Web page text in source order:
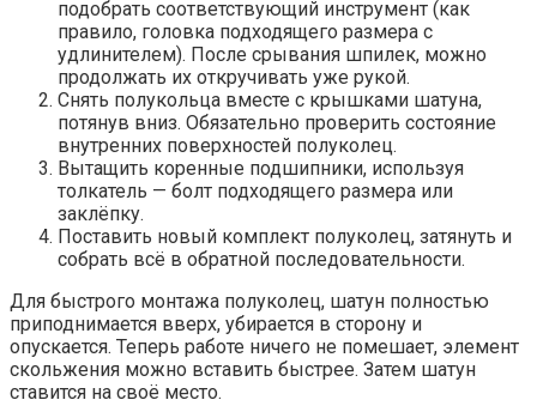
подобрать соответствующий инструмент (как
правило, головка подходящего размера с
удлинителем). После срывания шпилек, можно
продолжать их откручивать уже рукой.
Снять полукольца вместе с крышками шатуна,
потянув вниз. Обязательно проверить состояние
внутренних поверхностей полуколец.
Вытащить коренные подшипники, используя
толкатель — болт подходящего размера или
заклёпку.
Поставить новый комплект полуколец, затянуть и
собрать всё в обратной последовательности.
Для быстрого монтажа полуколец, шатун полностью
приподнимается вверх, убирается в сторону и
опускается. Теперь работе ничего не помешает, элемент
скольжения можно вставить быстрее. Затем шатун
ставится на своё место.